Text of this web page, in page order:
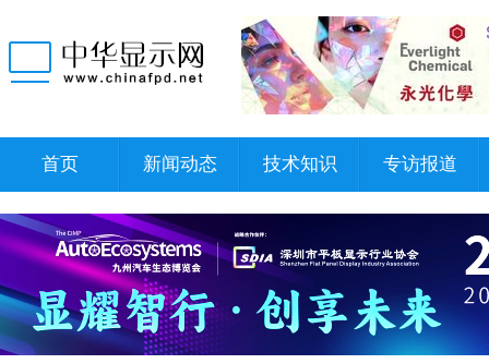
首页 新闻动态 技术知识 专访报道